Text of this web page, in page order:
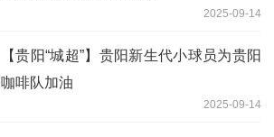
2025-09-14
【贵阳“城超”】贵阳新生代小球员为贵阳
咖啡队加油
2025-09-14